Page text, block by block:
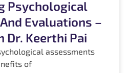
Psychological
Evaluations –
Keerthi Pai
assessments
of